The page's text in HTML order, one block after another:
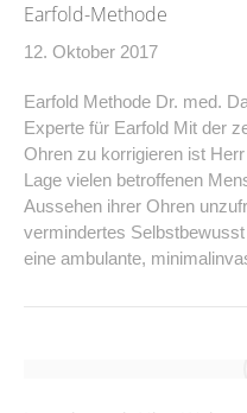
Earfold-Methode
12. Oktober 2017
Earfold Methode Dr. med.
Experte für Earfold Mit der
Ohren zu korrigieren ist
Lage vielen betroffenen
Aussehen ihrer Ohren
vermindertes
eine ambulante,